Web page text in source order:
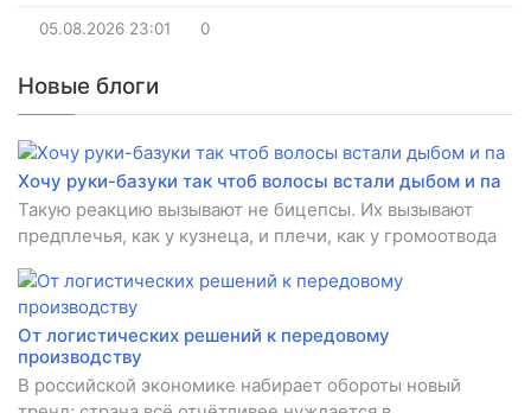
05.08.2026 23:01 0
Новые блоги
Хочу руки-базуки так чтоб волосы встали дыбом и па
Такую реакцию вызывают не бицепсы. Их вызывают
предплечья, как у кузнеца, и плечи, как у громоотвода
От логистических решений к передовому
производству
В российской экономике набирает обороты новый